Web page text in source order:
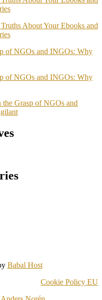
About Your Ebooks and
of NGOs and INGOs: Why
of NGOs and INGOs: Why
the Grasp of NGOs and
Babal Host
Cookie Policy EU